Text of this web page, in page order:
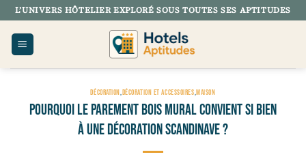
Passer
au
contenu
L’UNIVERS HÔTELIER EXPLORÉ SOUS TOUTES SES APTITUDES
DÉCORATION,DÉCORATION ET ACCESSOIRES,MAISON
Pourquoi le parement bois mural convient si bien
à une décoration scandinave ?